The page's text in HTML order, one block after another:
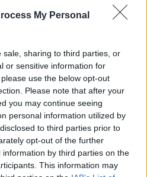
My Personal
sale, sharing to third parties, or
or sensitive information for
use the below opt-out
Please note that after your
you may continue seeing
personal information utilized by
to third parties prior to
opt-out of the further
by third parties on the
This information may
ou assistance, vous pouvez
de la protection des
du traitement des données et du
de cette Charte de
nous utilisons des
que votre navigateur crée
stockés sur votre périphérique